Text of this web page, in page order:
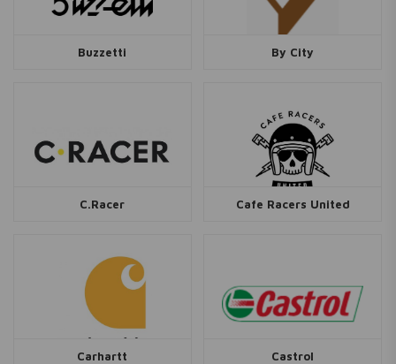
Buzzetti By City
C.Racer Cafe Racers United
Carhartt Castrol